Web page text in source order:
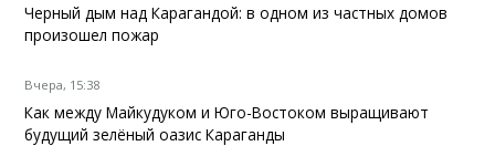
Черный дым над Карагандой: в одном из частных домов
произошел пожар
Вчера, 15:38
Как между Майкудуком и Юго-Востоком выращивают
будущий зелёный оазис Караганды